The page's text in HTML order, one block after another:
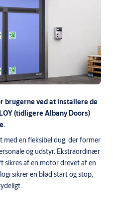
brugerne ved at installere de
(tidligere Albany Doors)
en fleksibel dug, der former
og udstyr. Ekstraordinær
af en motor drevet af en
sikrer en blød start og stop,